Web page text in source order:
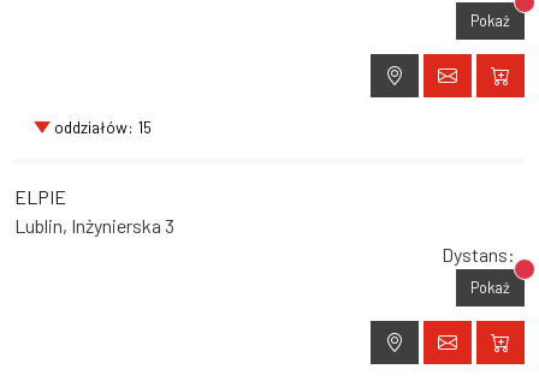
Pokaż
oddziałów: 15
ELPIE
Lublin, Inżynierska 3
Dystans:
Pokaż